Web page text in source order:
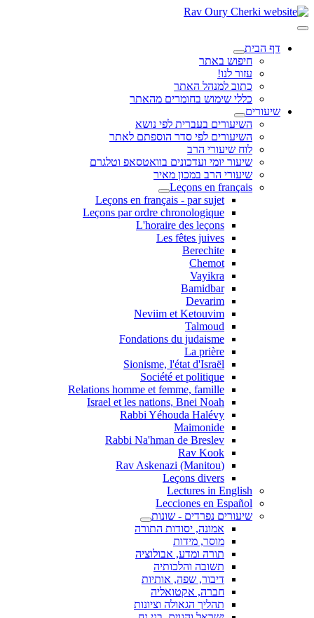
דף הבית
חיפוש באתר
עזור לנו!
כתוב למנהל האתר
כללי שימוש בחומרים מהאתר
שיעורים
השיעורים בעברית לפי נושא
השיעורים לפי סדר הוספתם לאתר
לוח שיעורי הרב
שיעור יומי ועדכונים בוואטסאפ וטלגרם
שיעורי הרב במכון מאיר
Leçons en français
Leçons en français - par sujet
Leçons par ordre chronologique
L'horaire des leçons
Les fêtes juives
Berechite
Chemot
Vayikra
Bamidbar
Devarim
Neviim et Ketouvim
Talmoud
Fondations du judaisme
La prière
Sionisme, l'état d'Israël
Société et politique
Relations homme et femme, famille
Israel et les nations, Bnei Noah
Rabbi Yéhouda Halévy
Maimonide
Rabbi Na'hman de Breslev
Rav Kook
(Rav Askenazi (Manitou
Leçons divers
Lectures in English
Lecciones en Español
שיעורים נפרדים - שונות
אמונה, יסודות התורה
מוסר, מידות
תורה ומדע, אבולוציה
תשובה והלכותיה
דיבור, שפה, אותיות
חברה, אקטואליה
תהליך הגאולה וציונות